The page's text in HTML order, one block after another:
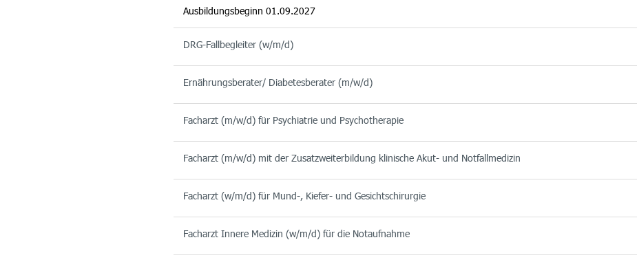
Ausbildungsbeginn 01.09.2027
DRG-Fallbegleiter (w/m/d)
Ernährungsberater/ Diabetesberater (m/w/d)
Facharzt (m/w/d) für Psychiatrie und Psychotherapie
Facharzt (m/w/d) mit der Zusatzweiterbildung klinische Akut- und Notfallmedizin
Facharzt (w/m/d) für Mund-, Kiefer- und Gesichtschirurgie
Facharzt Innere Medizin (w/m/d) für die Notaufnahme